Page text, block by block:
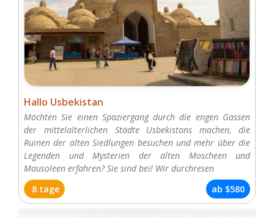
Hallo Usbekistan
Möchten Sie einen Spaziergang durch die engen Gassen
der mittelalterlichen Städte Usbekistans machen, die
Ruinen der alten Siedlungen besuchen und mehr über die
Legenden und Mysterien der alten Moscheen und
Mausoleen erfahren? Sie sind bei! Wir durchresen
8 tage
ab $580